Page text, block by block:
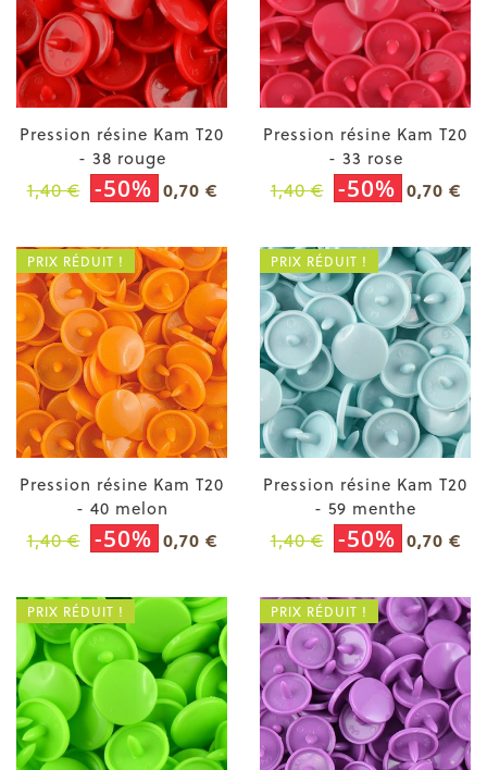
Pression résine Kam T20
- 38 rouge
1,40 € -50% 0,70 €
Pression résine Kam T20
- 33 rose
1,40 € -50% 0,70 €
Pression résine Kam T20
- 40 melon
1,40 € -50% 0,70 €
PRIX RÉDUIT !
Pression résine Kam T20
- 59 menthe
1,40 € -50% 0,70 €
PRIX RÉDUIT !
PRIX RÉDUIT ! PRIX RÉDUIT !